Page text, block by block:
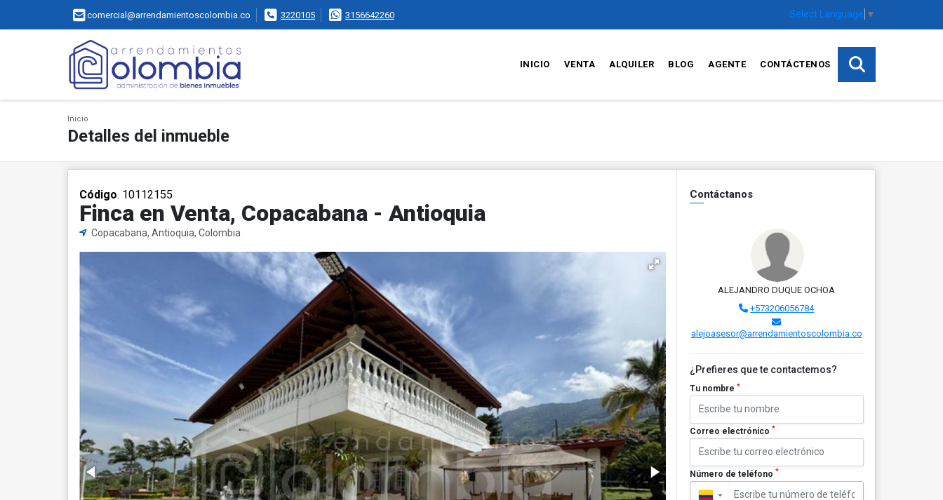
comercial@arrendamientoscolombia.co 3220105 3156642260 Select Language ▼
INICIO VENTA ALQUILER BLOG AGENTE CONTÁCTENOS
Inicio
Detalles del inmueble
Código. 10112155
Finca en Venta, Copacabana - Antioquia
Copacabana, Antioquia, Colombia
Contáctanos
ALEJANDRO DUQUE OCHOA
+573206056784
alejoasesor@arrendamientoscolombia.co
¿Prefieres que te contactemos?
Tu nombre *
Correo electrónico *
Número de teléfono *
▼